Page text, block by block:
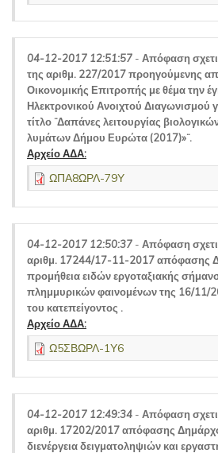
04-12-2017 12:51:57 - Απόφαση
της αριθμ. 227/2017 προηγούμενης
Οικονομικής Επιτροπής με θέμα την
Ηλεκτρονικού Ανοιχτού Διαγωνισμού
τίτλο ¨Δαπάνες λειτουργίας
λυμάτων Δήμου Ευρώτα (2017)»¨.
Αρχείο ΑΔΑ:
ΩΠΑ8ΩΡΛ-79Υ
04-12-2017 12:50:37 - Απόφαση
αριθμ. 17244/17-11-2017 απόφασης
προμήθεια ειδών εργοταξιακής
πλημμυρικών φαινομένων της 16/11/
του κατεπείγοντος .
Αρχείο ΑΔΑ:
Ω5ΣΒΩΡΛ-1Υ6
04-12-2017 12:49:34 - Απόφαση
αριθμ. 17202/2017 απόφασης
διενέργεια δειγματοληψιών και